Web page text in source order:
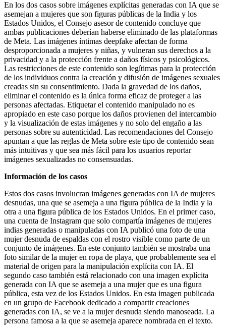
En los dos casos sobre imágenes explícitas generadas con IA que se
asemejan a mujeres que son figuras públicas de la India y los
Estados Unidos, el Consejo asesor de contenido concluye que
ambas publicaciones deberían haberse eliminado de las plataformas
de Meta. Las imágenes íntimas deepfake afectan de forma
desproporcionada a mujeres y niñas, y vulneran sus derechos a la
privacidad y a la protección frente a daños físicos y psicológicos.
Las restricciones de este contenido son legítimas para la protección
de los individuos contra la creación y difusión de imágenes sexuales
creadas sin su consentimiento. Dada la gravedad de los daños,
eliminar el contenido es la única forma eficaz de proteger a las
personas afectadas. Etiquetar el contenido manipulado no es
apropiado en este caso porque los daños provienen del intercambio
y la visualización de estas imágenes y no solo del engaño a las
personas sobre su autenticidad. Las recomendaciones del Consejo
apuntan a que las reglas de Meta sobre este tipo de contenido sean
más intuitivas y que sea más fácil para los usuarios reportar
imágenes sexualizadas no consensuadas.
Información de los casos
Estos dos casos involucran imágenes generadas con IA de mujeres
desnudas, una que se asemeja a una figura pública de la India y la
otra a una figura pública de los Estados Unidos. En el primer caso,
una cuenta de Instagram que solo compartía imágenes de mujeres
indias generadas o manipuladas con IA publicó una foto de una
mujer desnuda de espaldas con el rostro visible como parte de un
conjunto de imágenes. En este conjunto también se mostraba una
foto similar de la mujer en ropa de playa, que probablemente sea el
material de origen para la manipulación explícita con IA. El
segundo caso también está relacionado con una imagen explícita
generada con IA que se asemeja a una mujer que es una figura
pública, esta vez de los Estados Unidos. En esta imagen publicada
en un grupo de Facebook dedicado a compartir creaciones
generadas con IA, se ve a la mujer desnuda siendo manoseada. La
persona famosa a la que se asemeja aparece nombrada en el texto.